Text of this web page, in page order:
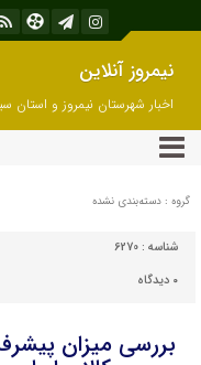
نیمروز آنلاین
اخبار شهرستان نیمروز و استان
بلوچستان
گروه : دسته‌بندی نشده
شناسه : 6270
۰ دیدگاه
بررسی میزان